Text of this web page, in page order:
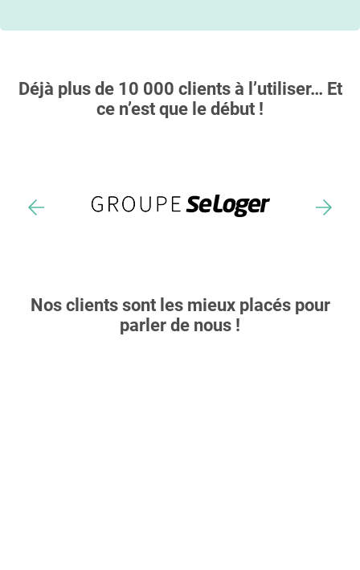
Déjà plus de 10 000 clients à l’utiliser… Et
ce n’est que le début !
Nos clients sont les mieux placés pour
parler de nous !